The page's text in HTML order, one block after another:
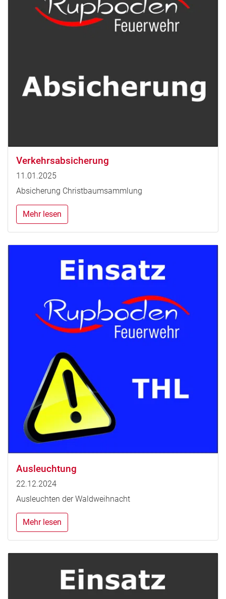
Verkehrsabsicherung
11.01.2025
Absicherung Christbaumsammlung
Mehr lesen
Ausleuchtung
22.12.2024
Ausleuchten der Waldweihnacht
Mehr lesen